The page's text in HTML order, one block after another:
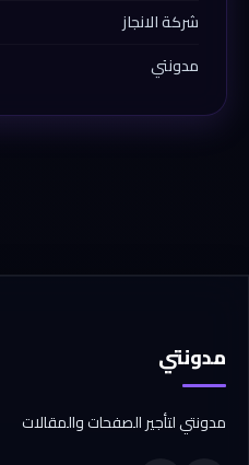
شركة الانجاز
مدونتي
مدونتي
مدونتي لتأجير الصفحات والمقالات